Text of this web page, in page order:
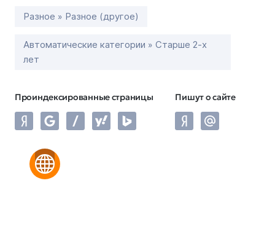
Разное » Разное (другое)
Автоматические категории » Старше 2-х
лет
Проиндексированные страницы Пишут о сайте